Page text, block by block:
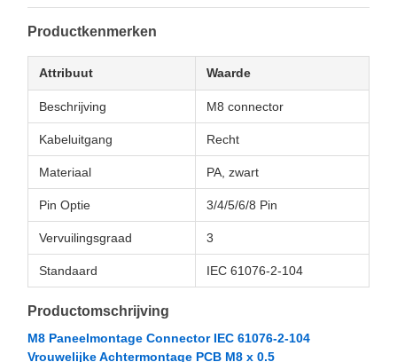
Productkenmerken
Attribuut Waarde
Beschrijving M8 connector
Kabeluitgang Recht
Materiaal PA, zwart
Pin Optie 3/4/5/6/8 Pin
Vervuilingsgraad 3
Standaard IEC 61076-2-104
Productomschrijving
M8 Paneelmontage Connector IEC 61076-2-104
Vrouwelijke Achtermontage PCB M8 x 0.5